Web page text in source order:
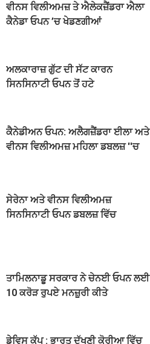
ਵੀਨਸ ਵਿਲੀਅਮਜ਼ ਤੇ ਐਲੇਕਜ਼ੈਂਡਰਾ ਐਲਾ
ਕੈਨੇਡਾ ਓਪਨ ’ਚ ਖੇਡਣਗੀਆਂ
ਅਲਕਾਰਾਜ਼ ਗੁੱਟ ਦੀ ਸੱਟ ਕਾਰਨ
ਸਿਨਸਿਨਾਟੀ ਓਪਨ ਤੋਂ ਹਟੇ
ਕੈਨੇਡੀਅਨ ਓਪਨ: ਅਲੈਗਜ਼ੈਂਡਰਾ ਈਲਾ ਅਤੇ
ਵੀਨਸ ਵਿਲੀਅਮਜ਼ ਮਹਿਲਾ ਡਬਲਜ਼ ''ਚ
ਸੇਰੇਨਾ ਅਤੇ ਵੀਨਸ ਵਿਲੀਅਮਜ਼
ਸਿਨਸਿਨਾਟੀ ਓਪਨ ਡਬਲਜ਼ ਵਿੱਚ
ਤਾਮਿਲਨਾਡੂ ਸਰਕਾਰ ਨੇ ਚੇਨਈ ਓਪਨ ਲਈ
10 ਕਰੋੜ ਰੁਪਏ ਮਨਜ਼ੂਰੀ ਕੀਤੇ
ਡੇਵਿਸ ਕੱਪ : ਭਾਰਤ ਦੱਖਣੀ ਕੋਰੀਆ ਵਿੱਚ